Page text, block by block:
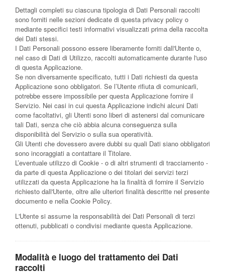
Dettagli completi su ciascuna tipologia di Dati Personali raccolti
sono forniti nelle sezioni dedicate di questa privacy policy o
mediante specifici testi informativi visualizzati prima della raccolta
dei Dati stessi.
I Dati Personali possono essere liberamente forniti dall'Utente o,
nel caso di Dati di Utilizzo, raccolti automaticamente durante l'uso
di questa Applicazione.
Se non diversamente specificato, tutti i Dati richiesti da questa
Applicazione sono obbligatori. Se l’Utente rifiuta di comunicarli,
potrebbe essere impossibile per questa Applicazione fornire il
Servizio. Nei casi in cui questa Applicazione indichi alcuni Dati
come facoltativi, gli Utenti sono liberi di astenersi dal comunicare
tali Dati, senza che ciò abbia alcuna conseguenza sulla
disponibilità del Servizio o sulla sua operatività.
Gli Utenti che dovessero avere dubbi su quali Dati siano obbligatori
sono incoraggiati a contattare il Titolare.
L’eventuale utilizzo di Cookie - o di altri strumenti di tracciamento -
da parte di questa Applicazione o dei titolari dei servizi terzi
utilizzati da questa Applicazione ha la finalità di fornire il Servizio
richiesto dall'Utente, oltre alle ulteriori finalità descritte nel presente
documento e nella Cookie Policy.
L'Utente si assume la responsabilità dei Dati Personali di terzi
ottenuti, pubblicati o condivisi mediante questa Applicazione.
Modalità e luogo del trattamento dei Dati
raccolti